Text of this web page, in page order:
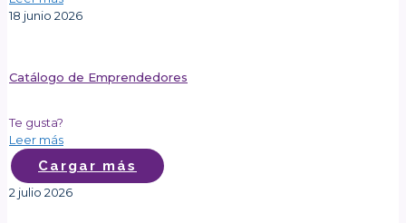
18 junio 2026
Catálogo de Emprendedores
Te gusta?
Leer más
Cargar más
2 julio 2026